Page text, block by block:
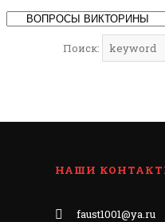
Поиск:
НАШИ
faust1001@ya.ru